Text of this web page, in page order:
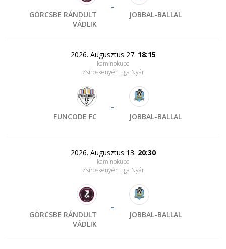
GÖRCSBE RÁNDULT
VÁDLIK
-
JOBBAL-BALLAL
2026. Augusztus 27. 18:15
kaminokupa
Zsíroskenyér Liga Nyár
FUNCODE FC
-
JOBBAL-BALLAL
2026. Augusztus 13. 20:30
kaminokupa
Zsíroskenyér Liga Nyár
GÖRCSBE RÁNDULT
VÁDLIK
-
JOBBAL-BALLAL